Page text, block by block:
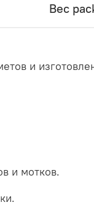
Вес
и
и мотков.